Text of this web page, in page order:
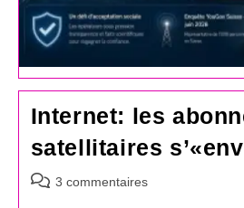
Internet: les
satellitaires
Commentaires
3 commentaires